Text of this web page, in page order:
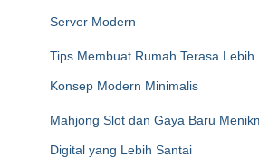
Server Modern
Tips Membuat Rumah Terasa Lebih
Konsep Modern Minimalis
Mahjong Slot dan Gaya Baru
Digital yang Lebih Santai